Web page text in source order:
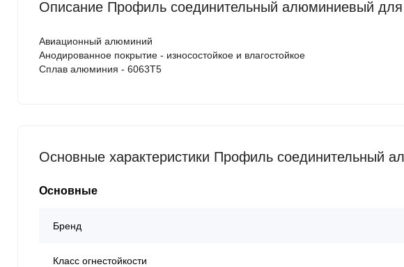
Описание Профиль соединительный алюминиевый
Авиационный алюминий
Анодированное покрытие - износостойкое и влагостойкое
Сплав алюминия - 6063Т5
Основные характеристики Профиль соединительный
Основные
Бренд
Класс огнестойкости